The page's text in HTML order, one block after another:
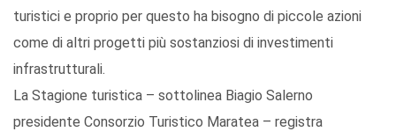
turistici e proprio per questo ha bisogno di piccole azioni
come di altri progetti più sostanziosi di investimenti
infrastrutturali.
La Stagione turistica – sottolinea Biagio Salerno
presidente Consorzio Turistico Maratea – registra